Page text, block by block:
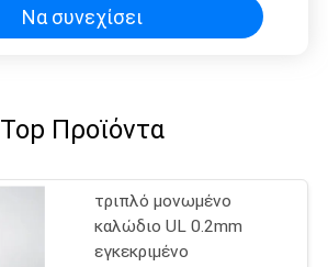
Να συνεχίσει
Top Προϊόντα
τριπλό μονωμένο
καλώδιο UL 0.2mm
εγκεκριμένο